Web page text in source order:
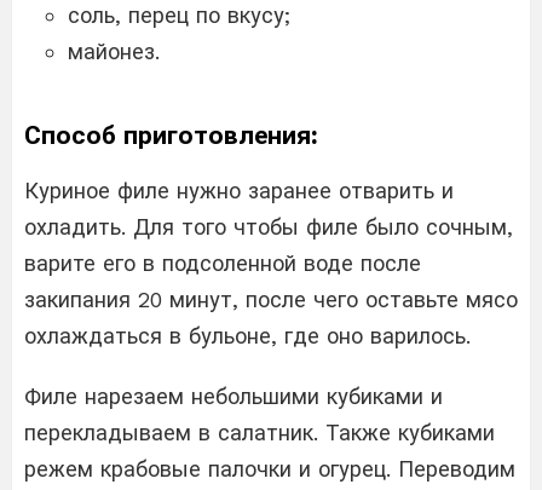
соль, перец по вкусу;
майонез.
Способ приготовления:
Куриное филе нужно заранее отварить и
охладить. Для того чтобы филе было сочным,
варите его в подсоленной воде после
закипания 20 минут, после чего оставьте мясо
охлаждаться в бульоне, где оно варилось.
Филе нарезаем небольшими кубиками и
перекладываем в салатник. Также кубиками
режем крабовые палочки и огурец. Переводим